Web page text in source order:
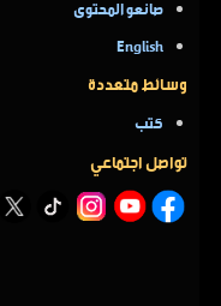
صانعو المحتوى
English
وسائط متعددة
كتب
تواصل اجتماعي